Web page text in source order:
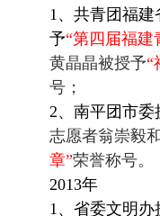
1、共青团福
予“第四届福建
黄晶晶被授予“
号；
2、南平团市委
志愿者翁崇毅
章”荣誉称号。
2013年
1、省委文明